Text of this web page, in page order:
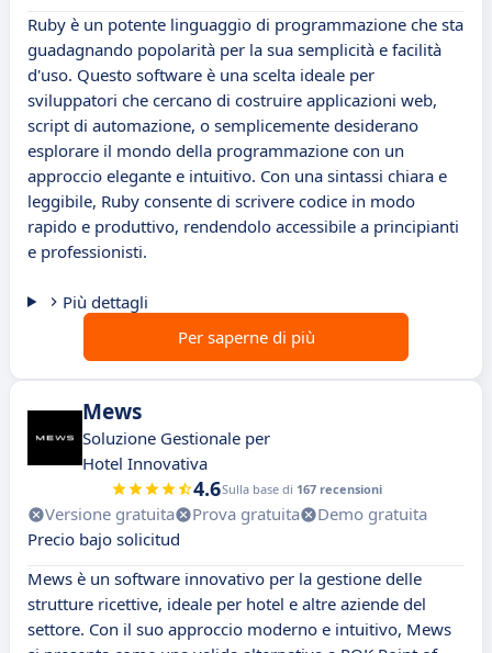
Ruby è un potente linguaggio di programmazione che sta
guadagnando popolarità per la sua semplicità e facilità
d'uso. Questo software è una scelta ideale per
sviluppatori che cercano di costruire applicazioni web,
script di automazione, o semplicemente desiderano
esplorare il mondo della programmazione con un
approccio elegante e intuitivo. Con una sintassi chiara e
leggibile, Ruby consente di scrivere codice in modo
rapido e produttivo, rendendolo accessibile a principianti
e professionisti.
Più dettagli
Per saperne di più
Mews
Soluzione Gestionale per
Hotel Innovativa
4.6Sulla base di 167 recensioni
Versione gratuita Prova gratuita
Demo gratuita
Precio bajo solicitud
Mews è un software innovativo per la gestione delle
strutture ricettive, ideale per hotel e altre aziende del
settore. Con il suo approccio moderno e intuitivo, Mews